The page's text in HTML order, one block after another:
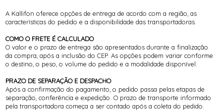
A Kallifon oferece opções de entrega de acordo com a região, as
características do pedido e a disponibilidade das transportadoras.
COMO O FRETE É CALCULADO
O valor e o prazo de entrega são apresentados durante a finalização
da compra, após a inclusão do CEP. As opções podem variar conforme
o destino, o peso, o volume do pedido e a modalidade disponível.
PRAZO DE SEPARAÇÃO E DESPACHO
Após a confirmação do pagamento, o pedido passa pelas etapas de
separação, conferência e expedição. O prazo de transporte informado
pela transportadora começa a ser contado após a coleta do pedido.